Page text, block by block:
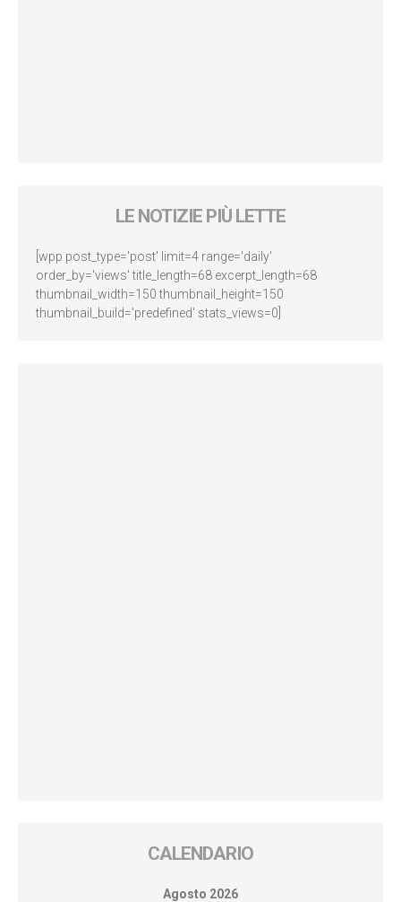
LE NOTIZIE PIÙ LETTE
[wpp post_type='post' limit=4 range='daily'
order_by='views' title_length=68 excerpt_length=68
thumbnail_width=150 thumbnail_height=150
thumbnail_build='predefined' stats_views=0]
CALENDARIO
Agosto 2026